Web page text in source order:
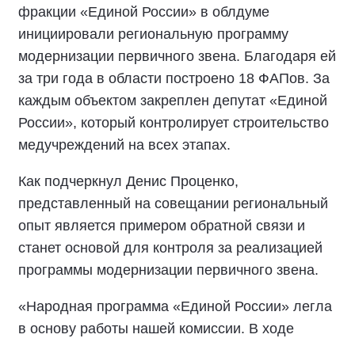
фракции «Единой России» в облдуме
инициировали региональную программу
модернизации первичного звена. Благодаря ей
за три года в области построено 18 ФАПов. За
каждым объектом закреплен депутат «Единой
России», который контролирует строительство
медучреждений на всех этапах.
Как подчеркнул Денис Проценко,
представленный на совещании региональный
опыт является примером обратной связи и
станет основой для контроля за реализацией
программы модернизации первичного звена.
«Народная программа «Единой России» легла
в основу работы нашей комиссии. В ходе